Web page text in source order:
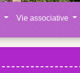
Vie associative